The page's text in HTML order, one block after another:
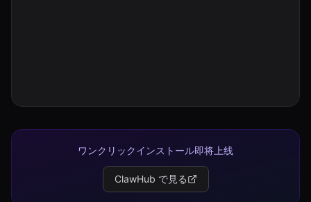
ワンクリックインストール即将上线
ClawHub で見る